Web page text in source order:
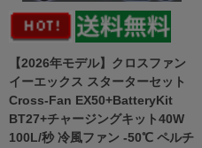
【2026年モデル】クロスファン
イーエックス スターターセット
Cross-Fan EX50+BatteryKit
BT27+チャージングキット40W
100L/秒 冷風ファン -50℃ ペルチ